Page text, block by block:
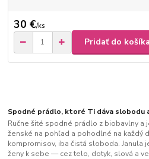
30 €/ks
Pridať do košíka
Spodné prádlo, ktoré Ti dáva slobodu
Ručne šité spodné prádlo z biobavlny a
ženské na pohľad a pohodlné na každý
kompromisov, iba čistá sloboda. Janula
ženy k sebe — cez telo, dotyk, slová a